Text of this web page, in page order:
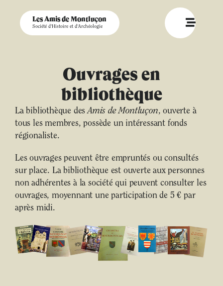
Les Amis de Montluçon
Société d'Histoire et d'Archéologie
Ouvrages en
bibliothèque
La bibliothèque desAmis de Montluçon, ouverte à
tous les membres, possède un intéressant fonds
régionaliste.
Les ouvrages peuvent être empruntés ou consultés
sur place. La bibliothèque est ouverte aux personnes
non adhérentes à la société qui peuvent consulter les
ouvrages, moyennant une participation de 5 € par
après midi.